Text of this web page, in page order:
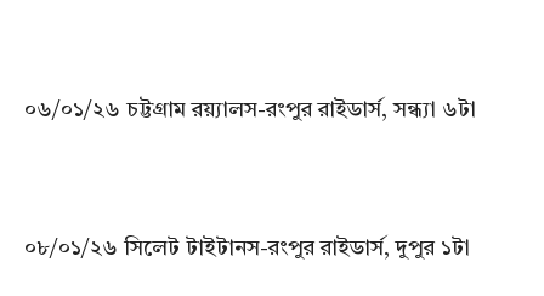
০৬/০১/২৬ চট্টগ্রাম রয়্যালস-রংপুর রাইডার্স, সন্ধ্যা ৬টা
০৮/০১/২৬ সিলেট টাইটানস-রংপুর রাইডার্স, দুপুর ১টা